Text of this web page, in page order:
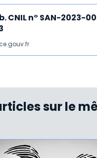
CNIL n° SAN-2023-
sur le